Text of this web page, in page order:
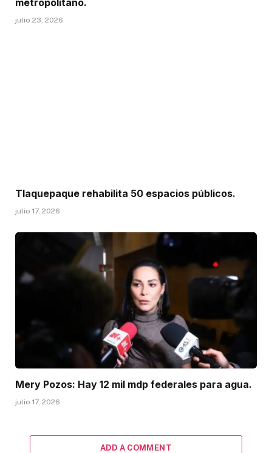
metropolitano.
julio 23, 2026
Tlaquepaque rehabilita 50 espacios públicos.
julio 17, 2026
Mery Pozos: Hay 12 mil mdp federales para agua.
julio 17, 2026
ADD A COMMENT